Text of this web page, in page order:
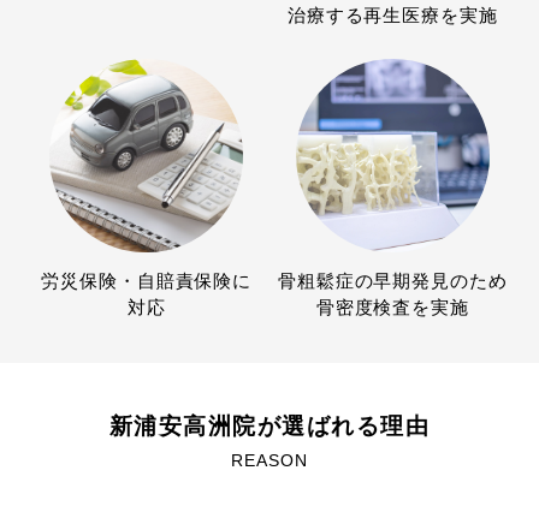
治療する再生医療を実施
労災保険・自賠責保険に
対応
骨粗鬆症の早期発見のため
骨密度検査を実施
新浦安高洲院が選ばれる理由
REASON